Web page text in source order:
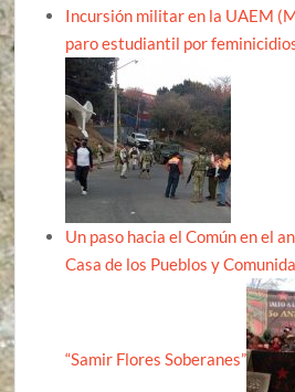
Incursión militar en la UAEM
paro estudiantil por
Un paso hacia el Común en el
Casa de los Pueblos y
“Samir Flores Soberanes”